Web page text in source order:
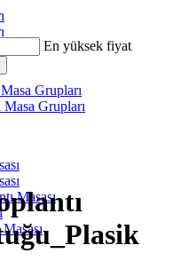
Grupları
Grupları
Masası
En yüksek fiyat